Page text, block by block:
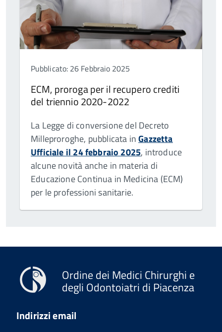
Pubblicato: 26 Febbraio 2025
ECM, proroga per il recupero crediti
del triennio 2020-2022
La Legge di conversione del Decreto
Milleproroghe, pubblicata inGazzetta
Ufficiale il 24 febbraio 2025, introduce
alcune novità anche in materia di
Educazione Continua in Medicina (ECM)
per le professioni sanitarie.
Ordine dei Medici Chirurghi e
degli Odontoiatri di Piacenza
Indirizzi email